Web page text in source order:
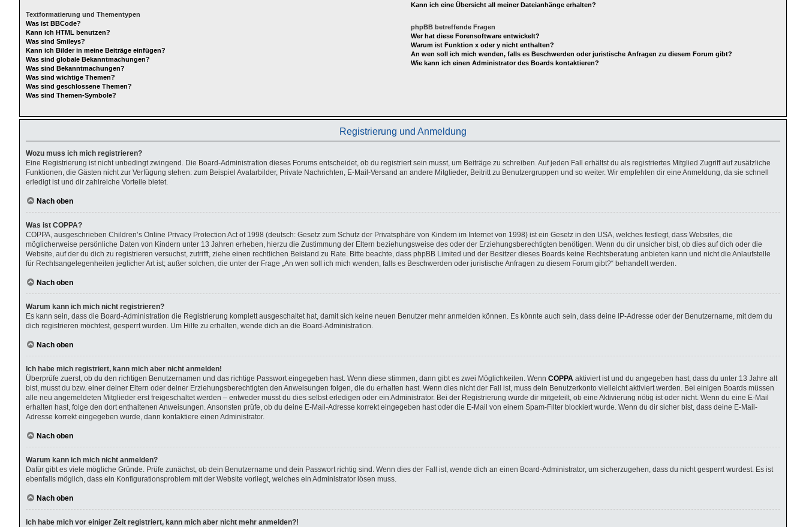
Textformatierung und Thementypen
Was ist BBCode?
Kann ich HTML benutzen?
Was sind Smileys?
Kann ich Bilder in meine Beiträge einfügen?
Was sind globale Bekanntmachungen?
Was sind Bekanntmachungen?
Was sind wichtige Themen?
Was sind geschlossene Themen?
Was sind Themen-Symbole?
Kann ich eine Übersicht all meiner Dateianhänge erhalten?
phpBB betreffende Fragen
Wer hat diese Forensoftware entwickelt?
Warum ist Funktion x oder y nicht enthalten?
An wen soll ich mich wenden, falls es Beschwerden oder juristische Anfragen zu diesem Forum gibt?
Wie kann ich einen Administrator des Boards kontaktieren?
Registrierung und Anmeldung
Wozu muss ich mich registrieren?
Eine Registrierung ist nicht unbedingt zwingend. Die Board-Administration dieses Forums entscheidet, ob du registriert sein musst, um Beiträge zu schreiben. Auf jeden Fall erhältst du als registriertes Mitglied Zugriff auf zusätzliche
Funktionen, die Gästen nicht zur Verfügung stehen: zum Beispiel Avatarbilder, Private Nachrichten, E-Mail-Versand an andere Mitglieder, Beitritt zu Benutzergruppen und so weiter. Wir empfehlen dir eine Anmeldung, da sie schnell
erledigt ist und dir zahlreiche Vorteile bietet.
Nach oben
Was ist COPPA?
COPPA, ausgeschrieben Children’s Online Privacy Protection Act of 1998 (deutsch: Gesetz zum Schutz der Privatsphäre von Kindern im Internet von 1998) ist ein Gesetz in den USA, welches festlegt, dass Websites, die
möglicherweise persönliche Daten von Kindern unter 13 Jahren erheben, hierzu die Zustimmung der Eltern beziehungsweise des oder der Erziehungsberechtigten benötigen. Wenn du dir unsicher bist, ob dies auf dich oder die
Website, auf der du dich zu registrieren versuchst, zutrifft, ziehe einen rechtlichen Beistand zu Rate. Bitte beachte, dass phpBB Limited und der Besitzer dieses Boards keine Rechtsberatung anbieten kann und nicht die Anlaufstelle
für Rechtsangelegenheiten jeglicher Art ist; außer solchen, die unter der Frage „An wen soll ich mich wenden, falls es Beschwerden oder juristische Anfragen zu diesem Forum gibt?“ behandelt werden.
Nach oben
Warum kann ich mich nicht registrieren?
Es kann sein, dass die Board-Administration die Registrierung komplett ausgeschaltet hat, damit sich keine neuen Benutzer mehr anmelden können. Es könnte auch sein, dass deine IP-Adresse oder der Benutzername, mit dem du
dich registrieren möchtest, gesperrt wurden. Um Hilfe zu erhalten, wende dich an die Board-Administration.
Nach oben
Ich habe mich registriert, kann mich aber nicht anmelden!
Überprüfe zuerst, ob du den richtigen Benutzernamen und das richtige Passwort eingegeben hast. Wenn diese stimmen, dann gibt es zwei Möglichkeiten. Wenn COPPA aktiviert ist und du angegeben hast, dass du unter 13 Jahre alt
bist, musst du bzw. einer deiner Eltern oder deiner Erziehungsberechtigten den Anweisungen folgen, die du erhalten hast. Wenn dies nicht der Fall ist, muss dein Benutzerkonto vielleicht aktiviert werden. Bei einigen Boards müssen
alle neu angemeldeten Mitglieder erst freigeschaltet werden – entweder musst du dies selbst erledigen oder ein Administrator. Bei der Registrierung wurde dir mitgeteilt, ob eine Aktivierung nötig ist oder nicht. Wenn du eine E-Mail
erhalten hast, folge den dort enthaltenen Anweisungen. Ansonsten prüfe, ob du deine E-Mail-Adresse korrekt eingegeben hast oder die E-Mail von einem Spam-Filter blockiert wurde. Wenn du dir sicher bist, dass deine E-Mail-
Adresse korrekt eingegeben wurde, dann kontaktiere einen Administrator.
Nach oben
Warum kann ich mich nicht anmelden?
Dafür gibt es viele mögliche Gründe. Prüfe zunächst, ob dein Benutzername und dein Passwort richtig sind. Wenn dies der Fall ist, wende dich an einen Board-Administrator, um sicherzugehen, dass du nicht gesperrt wurdest. Es ist
ebenfalls möglich, dass ein Konfigurationsproblem mit der Website vorliegt, welches ein Administrator lösen muss.
Nach oben
Ich habe mich vor einiger Zeit registriert, kann mich aber nicht mehr anmelden?!